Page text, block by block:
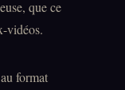
que ce
vidéos.
format